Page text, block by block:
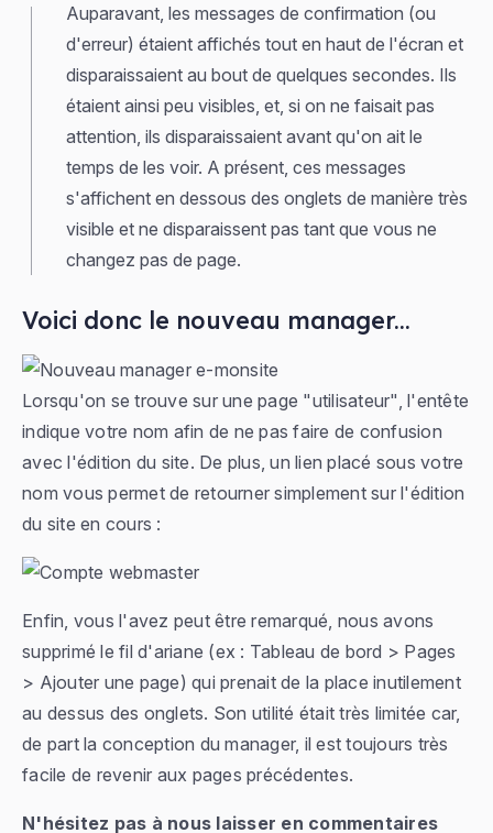
Auparavant, les messages de confirmation (ou
d'erreur) étaient affichés tout en haut de l'écran et
disparaissaient au bout de quelques secondes. Ils
étaient ainsi peu visibles, et, si on ne faisait pas
attention, ils disparaissaient avant qu'on ait le
temps de les voir. A présent, ces messages
s'affichent en dessous des onglets de manière très
visible et ne disparaissent pas tant que vous ne
changez pas de page.
Voici donc le nouveau manager...
Lorsqu'on se trouve sur une page "utilisateur", l'entête
indique votre nom afin de ne pas faire de confusion
avec l'édition du site. De plus, un lien placé sous votre
nom vous permet de retourner simplement sur l'édition
du site en cours :
Enfin, vous l'avez peut être remarqué, nous avons
supprimé le fil d'ariane (ex : Tableau de bord > Pages
> Ajouter une page) qui prenait de la place inutilement
au dessus des onglets. Son utilité était très limitée car,
de part la conception du manager, il est toujours très
facile de revenir aux pages précédentes.
N'hésitez pas à nous laisser en commentaires